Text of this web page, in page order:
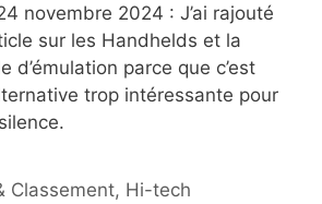
novembre 2024 : J’ai rajouté
sur les Handhelds et la
d’émulation parce que c’est
trop intéressante pour
Classement, Hi-tech